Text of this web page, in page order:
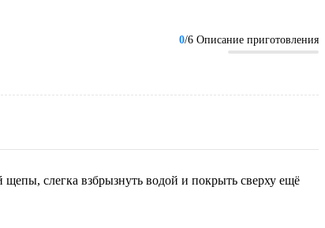
0/6 Описание приготовления
слегка взбрызнуть водой и покрыть сверху ещё